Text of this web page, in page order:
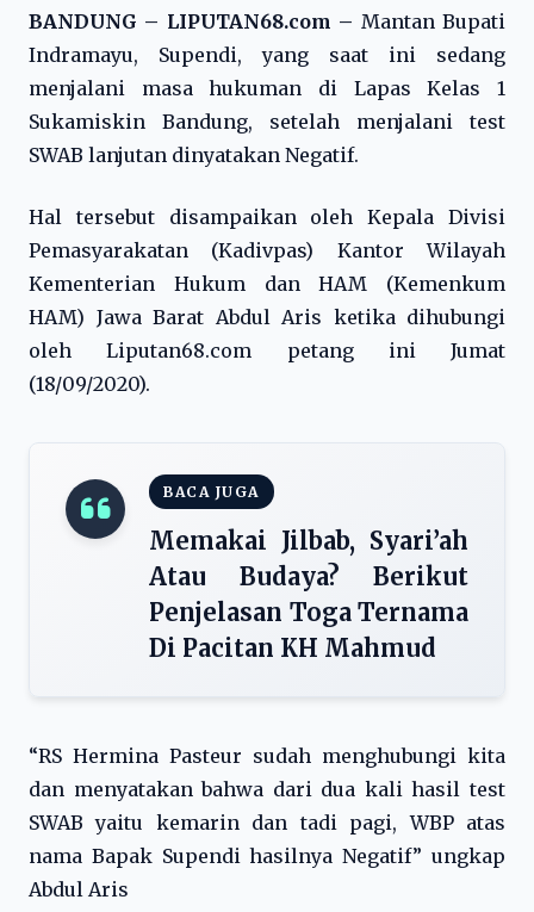
BANDUNG – LIPUTAN68.com – Mantan Bupati
Indramayu, Supendi, yang saat ini sedang
menjalani masa hukuman di Lapas Kelas 1
Sukamiskin Bandung, setelah menjalani test
SWAB lanjutan dinyatakan Negatif.
Hal tersebut disampaikan oleh Kepala Divisi
Pemasyarakatan (Kadivpas) Kantor Wilayah
Kementerian Hukum dan HAM (Kemenkum
HAM) Jawa Barat Abdul Aris ketika dihubungi
oleh Liputan68.com petang ini Jumat
(18/09/2020).
BACA JUGA
Memakai Jilbab, Syari’ah
Atau Budaya? Berikut
Penjelasan Toga Ternama
Di Pacitan KH Mahmud
“RS Hermina Pasteur sudah menghubungi kita
dan menyatakan bahwa dari dua kali hasil test
SWAB yaitu kemarin dan tadi pagi, WBP atas
nama Bapak Supendi hasilnya Negatif” ungkap
Abdul Aris